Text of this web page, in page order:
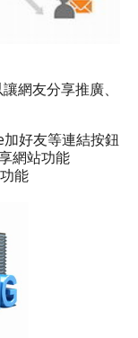
網友分享推廣、
好友等連結按鈕
網站功能
能